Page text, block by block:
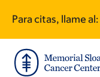
main
content
footer
Para citas, llame al: